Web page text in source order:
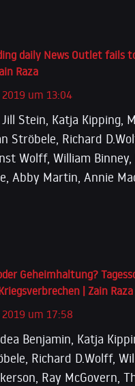
daily News Outlet fails
Raza
um 13:04
Stein, Katja Kipping,
Ströbele, Richard
Wolff, William Binney,
Abby Martin, Annie
Geheimhaltung?
| Zain Raza
um 17:58
Benjamin, Katja
Richard D.Wolff,
Ray McGovern,